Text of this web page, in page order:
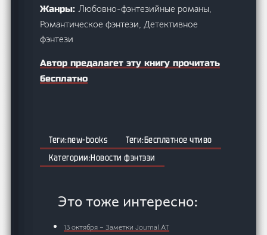
Жанры:Любовно-фэнтезийные романы,
Романтическое фэнтези, Детективное
фэнтези
Автор предалагет эту книгу прочитать
бесплатно
new-books
Бесплатное чтиво
Новости фэнтэзи
Это тоже интересно:
13 октября – Заметки Journal.АТ